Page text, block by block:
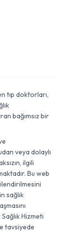
tıp doktorları,
bağımsız bir
veya dolaylı
ilgili
Bu web
sağlık
Hizmeti
tavsiyede